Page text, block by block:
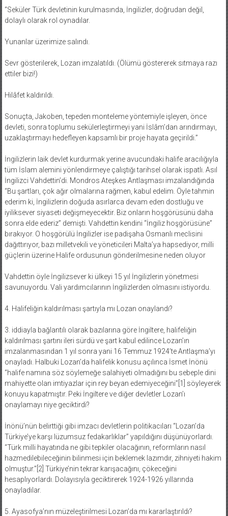
“Seküler Türk devletinin kurulmasında, İngilizler, doğrudan değil,
dolaylı olarak rol oynadılar.
Yunanlar üzerimize salındı.
Sevr gösterilerek, Lozan imzalatıldı. (Ölümü göstererek sıtmaya razı
ettiler bizi!)
Hilâfet kaldırıldı.
Sonuçta, Jakoben, tepeden monteleme yöntemiyle işleyen, önce
devleti, sonra toplumu sekülerleştirmeyi yani İslâm’dan arındırmayı,
uzaklaştırmayı hedefleyen kapsamlı bir proje hayata geçirildi.”
İngilizlerin laik devlet kurdurmak yerine avucundaki halife aracılığıyla
tüm İslam alemini yönlendirmeye çalıştığı tarihsel olarak ispatlı. Asıl
İngilizci Vahdettin’di. Mondros Ateşkes Antlaşması imzalandığında
“Bu şartları, çok ağır olmalarına rağmen, kabul edelim. Öyle tahmin
ederim ki, İngilizlerin doğuda asırlarca devam eden dostluğu ve
iyiliksever siyaseti değişmeyecektir. Biz onların hoşgörüsünü daha
sonra elde ederiz” demişti. Vahdettin kendini “İngiliz hoşgörüsüne”
bırakıyor. O hoşgörülü İngilizler ise padişaha Osmanlı meclisini
dağıttırıyor, bazı milletvekili ve yöneticileri Malta’ya hapsediyor, milli
güçlerin üzerine Halife ordusunun gönderilmesine neden oluyor
Vahdettin öyle İngilizsever ki ülkeyi 15 yıl İngilizlerin yönetmesi
savunuyordu. Vali yardımcılarının İngilizlerden olmasını istiyordu.
4. Halifeliğin kaldırılması şartıyla mı Lozan onaylandı?
3. iddiayla bağlantılı olarak bazılarına göre İngiltere, halifeliğin
kaldırılması şartını ileri sürdü ve şart kabul edilince Lozan’ın
imzalanmasından 1 yıl sonra yani 16 Temmuz 1924’te Antlaşma’yı
onayladı. Halbuki Lozan’da halifelik konusu açılınca İsmet İnönü
“halife namına söz söylemeğe salahiyeti olmadığını bu sebeple dini
mahiyette olan imtiyazlar için rey beyan edemiyeceğini”[1] söyleyerek
konuyu kapatmıştır. Peki İngiltere ve diğer devletler Lozan’ı
onaylamayı niye geciktirdi?
İnönü’nün belirttiği gibi imzacı devletlerin politikacıları “Lozan’da
Türkiye’ye karşı lüzumsuz fedakarlıklar” yapıldığını düşünüyorlardı.
“Türk milli hayatında ne gibi tepkiler olacağının, reformların nasıl
hazmedilebileceğinin bilinmesi için beklemek lazımdır, zihniyeti hakim
olmuştur.”[2] Türkiye’nin tekrar karışacağını, çökeceğini
hesaplıyorlardı. Dolayısıyla geciktirerek 1924-1926 yıllarında
onayladılar.
5. Ayasofya’nın müzeleştirilmesi Lozan’da mı kararlaştırıldı?